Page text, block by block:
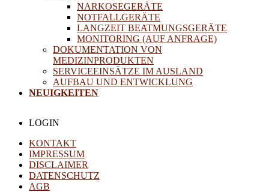
NARKOSEGERÄTE
NOTFALLGERÄTE
LANGZEIT BEATMUNGSGERÄTE
MONITORING (AUF ANFRAGE)
DOKUMENTATION VON
MEDIZINPRODUKTEN
SERVICEEINSÄTZE IM AUSLAND
AUFBAU UND ENTWICKLUNG
NEUIGKEITEN
LOGIN
KONTAKT
IMPRESSUM
DISCLAIMER
DATENSCHUTZ
AGB